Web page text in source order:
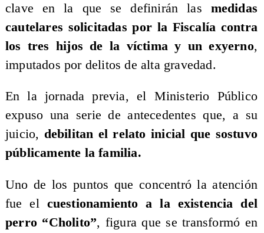
clave en la que se definirán las medidas
cautelares solicitadas por la Fiscalía contra
los tres hijos de la víctima y un exyerno,
imputados por delitos de alta gravedad.
En la jornada previa, el Ministerio Público
expuso una serie de antecedentes que, a su
juicio, debilitan el relato inicial que sostuvo
públicamente la familia.
Uno de los puntos que concentró la atención
fue el cuestionamiento a la existencia del
perro “Cholito”, figura que se transformó en